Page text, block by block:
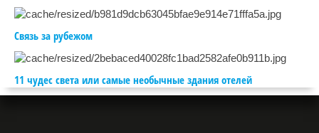
Связь за рубежом
11 чудес света или самые необычные здания отелей